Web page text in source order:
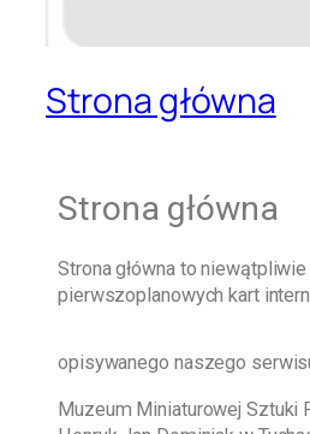
Strona główna
Strona główna
Strona głównato niewątpliwie
pierwszoplanowych kart
opisywanego naszego
Muzeum Miniaturowej Sztuki